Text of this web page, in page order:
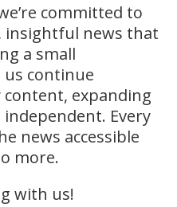
committed to
insightful news that
a small
continue
expanding
Every
news accessible
more.
with us!